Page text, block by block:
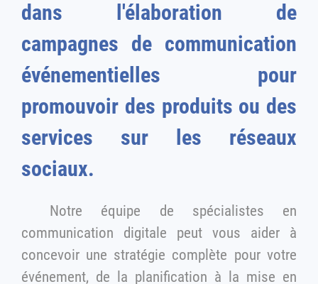
dans l'élaboration de
campagnes de communication
événementielles pour
promouvoir des produits ou des
services sur les réseaux
sociaux.
Notre équipe de spécialistes en
communication digitale peut vous aider à
concevoir une stratégie complète pour votre
événement, de la planification à la mise en